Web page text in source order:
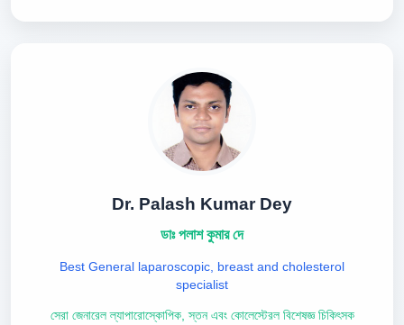
Dr. Palash Kumar Dey
ডাঃ পলাশ কুমার দে
Best General laparoscopic, breast and cholesterol
specialist
সেরা জেনারেল ল্যাপারোস্কোপিক, স্তন এবং কোলেস্টেরল বিশেষজ্ঞ চিকিৎসক